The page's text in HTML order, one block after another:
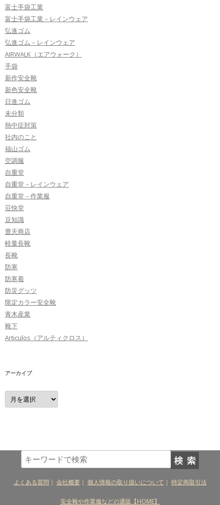
富士手袋工業
富士手袋工業－レインウェア
弘進ゴム
弘進ゴム－レインウェア
AIRWALK（エアウォーク）
手袋
新作安全靴
新色安全靴
日進ゴム
未分類
熱中症対策
社内のこと
福山ゴム
空調服
自重堂
自重堂－レインウェア
自重堂－作業服
荘快堂
豆知識
豊天商店
軽量長靴
長靴
防寒
防寒着
防災グッツ
限定カラー安全靴
青木産業
靴下
Articulos（アルティクロス）
アーカイブ
ア
ー
カ
よくある質問 ｜ 会社概要｜ 個人情報の取り扱いについて ｜ 特定商取引法
安全靴や作業服などの通販【HOME】